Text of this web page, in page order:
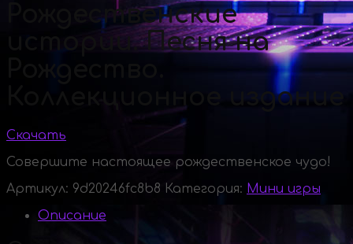
Рождественские
истории. Песня на
Коллекционное издание
Скачать
Совершите настоящее рождественское чудо!
Артикул: 9d20246fc8b8 Категория: Мини игры
Описание